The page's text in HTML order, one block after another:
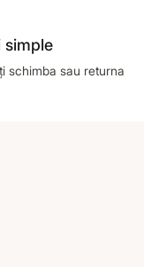
simple
schimba sau returna